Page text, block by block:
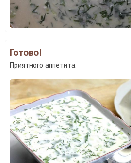
Готово!
Приятного аппетита.